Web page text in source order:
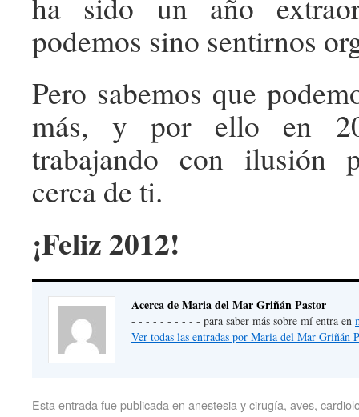
podemos sino sentirnos
Pero sabemos que
más, y por ello en
trabajando con ilusión
cerca de ti.
¡Feliz 2012!
Acerca de Maria del Mar Griñán Pastor
- - - - - - - - - - para saber más sobre mí entra en
Ver todas las entradas por Maria del Mar Griñán
Esta entrada fue publicada en anestesia y cirugía, aves,